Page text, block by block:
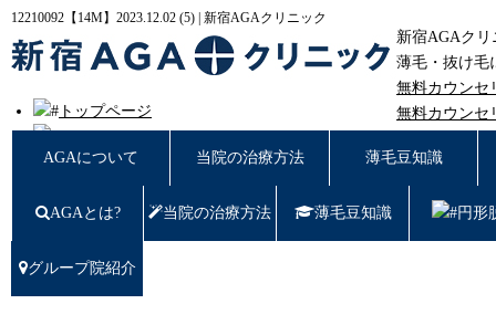
12210092【14M】2023.12.02 (5) | 新宿AGAクリニック
トップページ
新宿AGAクリニックについての治療方法
円形脱毛
症例写真
新宿AGAクリ
薄毛・抜け毛
無料カウンセ
無料カウンセ
AGAについて
当院の治療方法 薄毛豆知識
AGAとは? 当院の治療方法 薄毛豆知識 円形
グループ院紹介